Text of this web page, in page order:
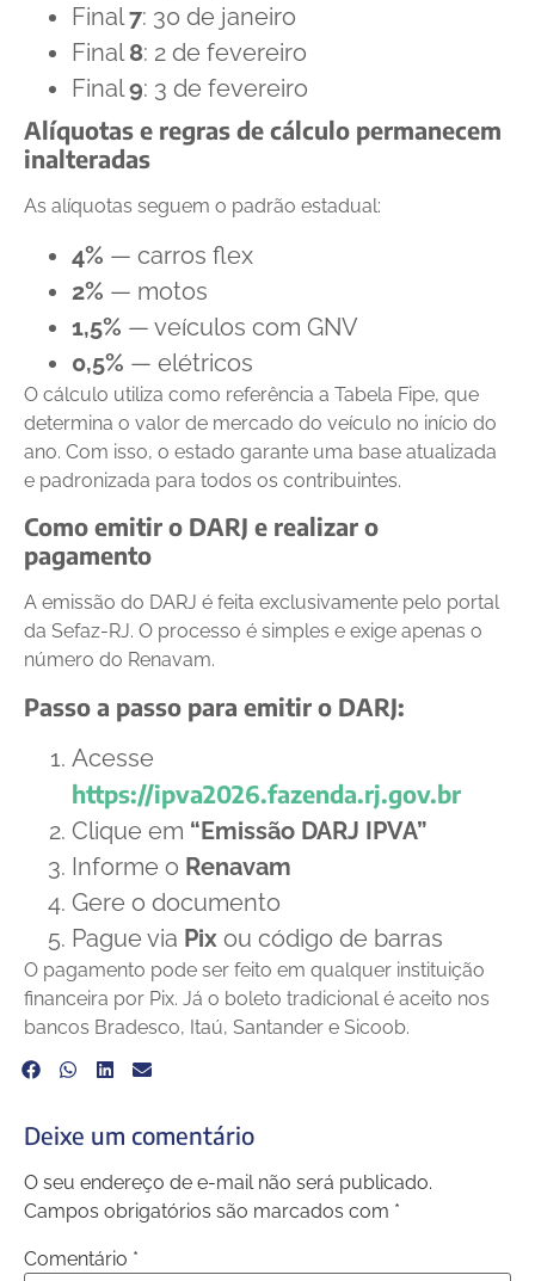
Final7: 30 de janeiro
Final 8: 2 de fevereiro
Final9: 3 de fevereiro
Alíquotas e regras de cálculo permanecem
inalteradas
As alíquotas seguem o padrão estadual:
4% — carros flex
2% — motos
1,5% — veículos com GNV
0,5% — elétricos
O cálculo utiliza como referência a Tabela Fipe, que
determina o valor de mercado do veículo no início do
ano. Com isso, o estado garante uma base atualizada
e padronizada para todos os contribuintes.
Como emitir o DARJ e realizar o
pagamento
A emissão do DARJ é feita exclusivamente pelo portal
da Sefaz-RJ. O processo é simples e exige apenas o
número do Renavam.
Passo a passo para emitir o DARJ:
Acesse
https://ipva2026.fazenda.rj.gov.br
Clique em “Emissão DARJ IPVA”
Informe o Renavam
Gere o documento
Pague via Pix ou código de barras
O pagamento pode ser feito em qualquer instituição
financeira por Pix. Já o boleto tradicional é aceito nos
bancos Bradesco, Itaú, Santander e Sicoob.
Deixe um comentário
O seu endereço de e-mail não será publicado.
Campos obrigatórios são marcados com *
Comentário *